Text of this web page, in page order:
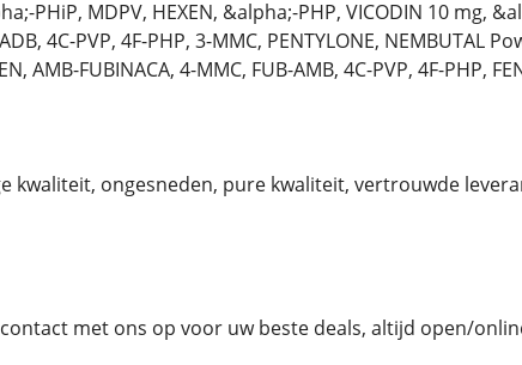
PHiP, MDPV, HEXEN, &alpha;-PHP, VICODIN 10 mg,
4C-PVP, 4F-PHP, 3-MMC, PENTYLONE, NEMBUTAL
AMB-FUBINACA, 4-MMC, FUB-AMB, 4C-PVP, 4F-PHP,
kwaliteit, ongesneden, pure kwaliteit, vertrouwde
met ons op voor uw beste deals, altijd open/